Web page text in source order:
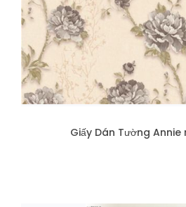
Giấy Dán Tường Annie